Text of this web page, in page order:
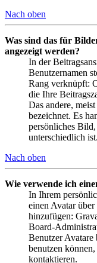
Nach oben
Was sind das für
angezeigt werden?
In der
Benutzernamen
Rang verknüpft:
die Ihre
Das andere,
bezeichnet. Es
persönliches
unterschiedlich ist.
Nach oben
Wie verwende ich
In Ihrem
einen Avatar
hinzufügen:
Board-
Benutzer Avatare
benutzen
kontaktieren.